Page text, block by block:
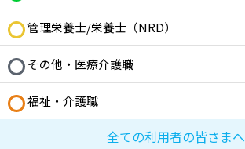
管理栄養士/栄養士（NRD）
その他・医療介護職
福祉・介護職
全ての利用者の皆さまへ